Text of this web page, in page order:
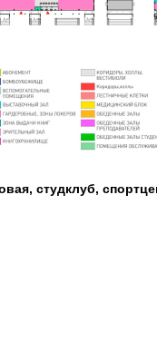
студклуб,